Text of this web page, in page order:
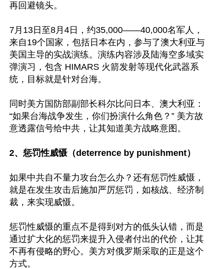
再回避镜头。
7月13日至8月4日，约35,000——40,000名军人，
来自19个国家，包括日本在内，参与了澳大利亚与
美国主导的实战演练。演练内容涉及陆海空多域实
弹演习，包含 HIMARS 火箭发射等现代化武器系
统，目标就是针对台海。
同时美方国防部副部长科尔比问日本、澳大利亚：
“如果台海战争发生，你们扮演什么角色？” 美方故
意透露信号给中共，让其知道美方战略意图。
2、惩罚性威慑（deterrence by punishment）
如果中共自不量力攻台怎么办？还有惩罚性威慑，
就是在发生攻击后施加严厉惩罚，如核战、经济制
裁，来实现威慑。
惩罚性威慑的重点不是得到对方的低头认错，而是
通过扩大化的惩罚来提升入侵者付出的代价，让其
不再有侵略的野心。美方对俄罗斯采取的正是这个
方式。